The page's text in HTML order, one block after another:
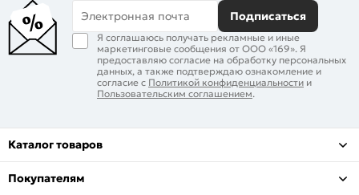
Электронная почта Подписаться
Я соглашаюсь получать рекламные и иные
маркетинговые сообщения от ООО «169». Я
предоставляю согласие на обработку персональных
данных, а также подтверждаю ознакомление и
согласие с Политикой конфиденциальности и
Пользовательским соглашением.
Каталог товаров
Покупателям